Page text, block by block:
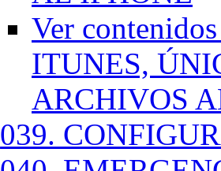
Ver
ITUNES,
ARCHIVOS
039.